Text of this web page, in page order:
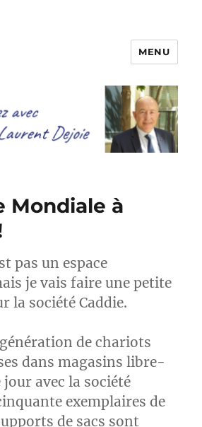
avec Laurent Dejoie
MENU
Mondiale à
pas un espace
je vais faire une petite
la société Caddie.
de chariots
dans magasins libre-
avec la société
exemplaires de
de sacs sont